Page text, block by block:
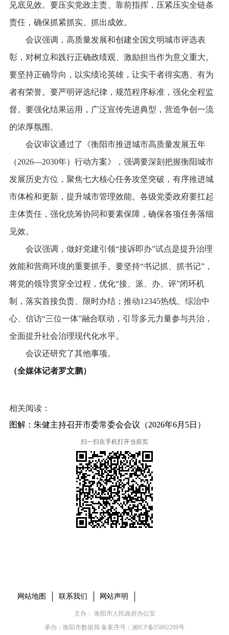
见底见效。要压实党政主责、靠前指挥，压紧压实全链条
责任，确保抓紧抓实、抓出成效。
会议强调，高质量发展和创建全国文明城市评选表
彰，对树立和践行正确政绩观、激励担当作为意义重大。
要坚持正确导向，以实绩论英雄，让实干者得实惠、有为
者有荣誉。要严明评选纪律，规范程序标准，强化全程监
督。要强化结果运用，广泛宣传先进典型，营造争创一流
的浓厚氛围。
会议审议通过了《衡阳市推进城市高质量发展五年
（2026—2030年）行动方案》，强调要深刻把握衡阳城市
发展历史方位，聚焦七大核心任务攻坚突破，有序推进城
市体检和更新，提升城市管理效能。各级党委政府要扛起
主体责任，强化统筹协同和要素保障，确保各项任务落细
见效。
会议强调，做好党建引领“接诉即办”试点是提升治理
效能和营商环境的重要抓手。要坚持“书记抓、抓书记”，
将党的领导贯穿全过程，优化“接、派、办、评”闭环机
制，落实首接负责、限时办结；推动12345热线、综治中
心、信访“三位一体”融合联动，引导多元力量参与共治，
全面提升社会治理现代化水平。
会议还研究了其他事项。
（全媒体记者罗文鹏）
相关阅读：
图解：朱健主持召开市委常委会会议（2026年6月5日）
扫一扫在手机打开当前页
网站地图 联系我们 网站声明
主办： 衡阳市人民政府办公室
承办：衡阳市数据局 备案序号： 湘ICP备05002289号